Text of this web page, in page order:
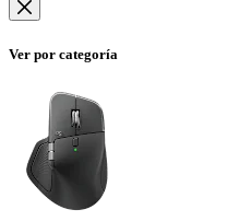
Ver por categoría